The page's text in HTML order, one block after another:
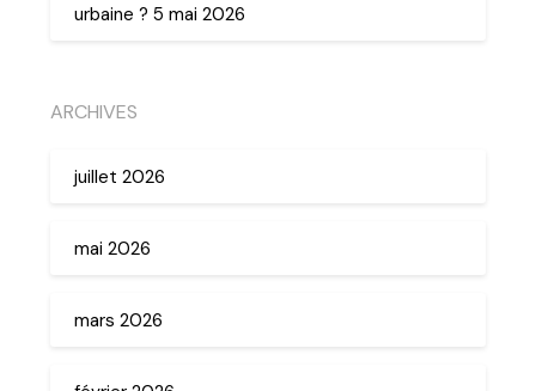
urbaine ? 5 mai 2026
ARCHIVES
juillet 2026
mai 2026
mars 2026